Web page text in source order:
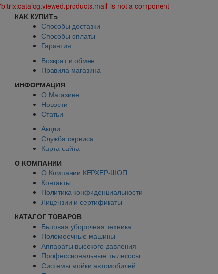
'bitrix:catalog.viewed.products.mail' is not a component
КАК КУПИТЬ
Способы доставки
Способы оплаты
Гарантия
Возврат и обмен
Правила магазина
ИНФОРМАЦИЯ
О Магазине
Новости
Статьи
Акции
Служба сервиса
Карта сайта
О КОМПАНИИ
О Компании КЕРХЕР-ШОП
Контакты
Политика конфиденциальности
Лицензии и сертификаты
КАТАЛОГ ТОВАРОВ
Бытовая уборочная техника
Поломоечные машины
Аппараты высокого давления
Профессиональные пылесосы
Системы мойки автомобилей